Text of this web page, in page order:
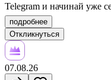
Telegram и начинай уже
подробнее
Откликнуться
07.08.26